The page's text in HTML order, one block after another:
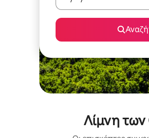
Λίμνη των